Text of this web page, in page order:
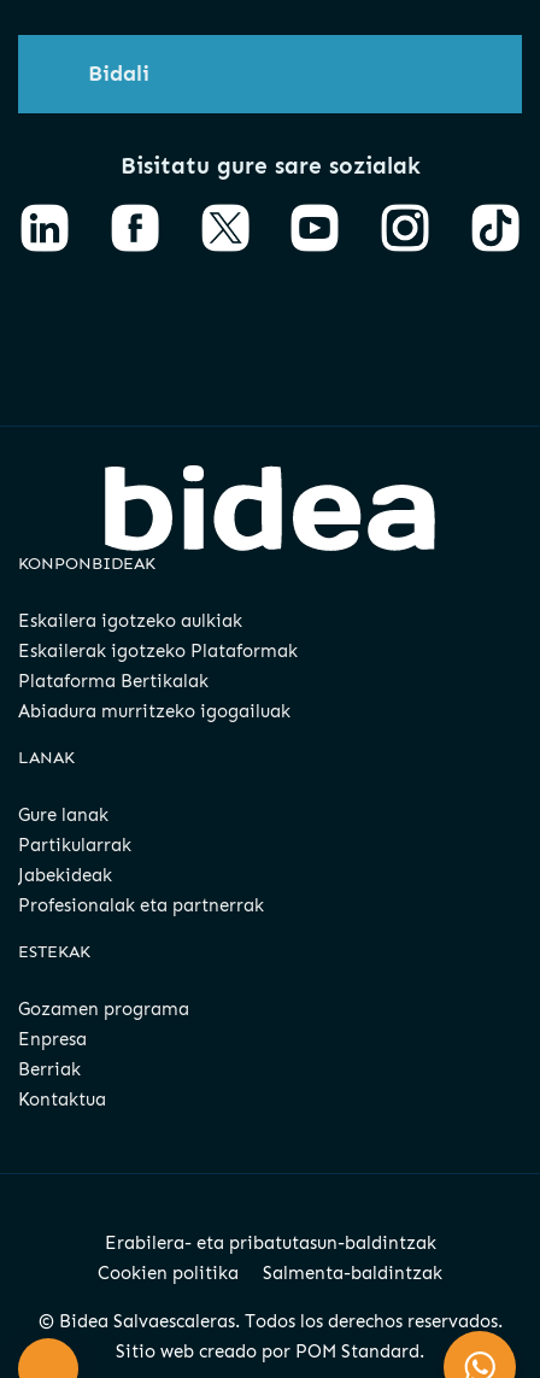
Bidali
Bisitatu gure sare sozialak
KONPONBIDEAK
Eskailera igotzeko aulkiak
Eskailerak igotzeko Plataformak
Plataforma Bertikalak
Abiadura murritzeko igogailuak
LANAK
Gure lanak
Partikularrak
Jabekideak
Profesionalak eta partnerrak
ESTEKAK
Gozamen programa
Enpresa
Berriak
Kontaktua
Erabilera- eta pribatutasun-baldintzak
Cookien politika
Salmenta-baldintzak
© Bidea Salvaescaleras. Todos los derechos reservados.
Sitio web creado por POM Standard.